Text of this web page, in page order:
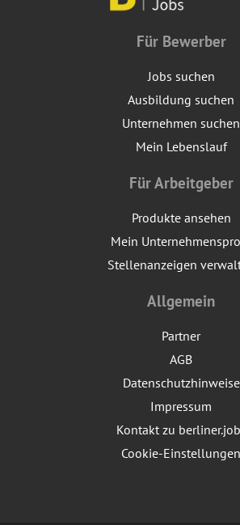
Für Bewerber
Jobs suchen
Ausbildung suchen
Unternehmen suchen
Mein Lebenslauf
Für Arbeitgeber
Produkte ansehen
Mein
Stellenanzeigen
Allgemein
Partner
AGB
Datenschutzhinweise
Impressum
Kontakt zu
Cookie-Einstellungen